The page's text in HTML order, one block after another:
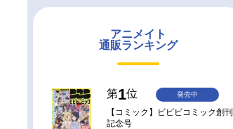
アニメイト
通販ランキング
第1位
【コミック】ビビビコミック創刊
記念号
発売中